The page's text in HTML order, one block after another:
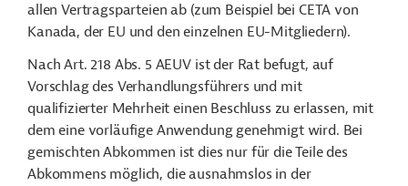
allen Vertragsparteien ab (zum Beispiel bei CETA von
Kanada, der EU und den einzelnen EU-Mitgliedern).
Nach Art. 218 Abs. 5 AEUV ist der Rat befugt, auf
Vorschlag des Verhandlungsführers und mit
qualifizierter Mehrheit einen Beschluss zu erlassen, mit
dem eine vorläufige Anwendung genehmigt wird. Bei
gemischten Abkommen ist dies nur für die Teile des
Abkommens möglich, die ausnahmslos in der